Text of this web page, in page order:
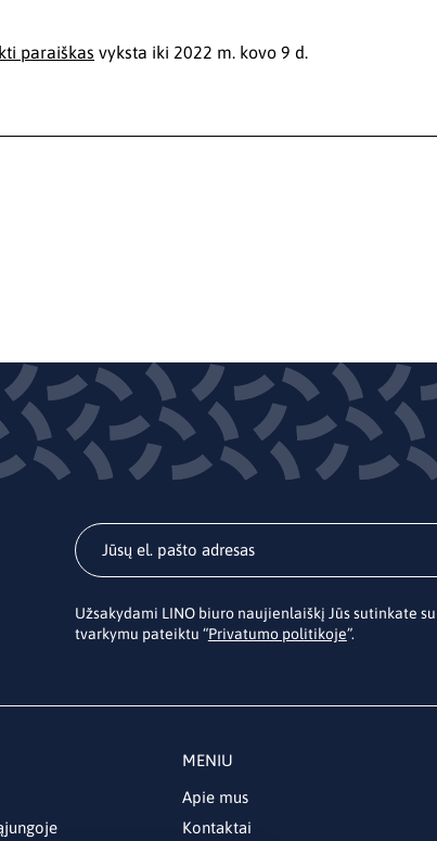
paraiškas vyksta iki 2022 m. kovo 9 d.
Užsakydami LINO biuro naujienlaiškį Jūs sutinkate
tvarkymu pateiktu “Privatumo politikoje”.
MENIU
Apie mus
Kontaktai